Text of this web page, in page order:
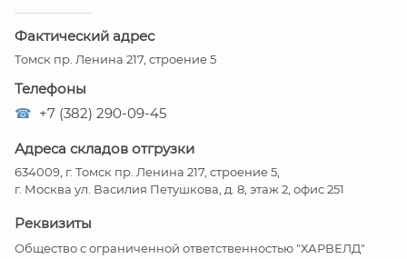
Фактический адрес
Томск пр. Ленина 217, строение 5
Телефоны
☎ +7 (382) 290-09-45
Адреса складов отгрузки
634009, г. Томск пр. Ленина 217, строение 5,
г. Москва ул. Василия Петушкова, д. 8, этаж 2, офис 251
Реквизиты
Общество с ограниченной ответственностью "ХАРВЕЛД"